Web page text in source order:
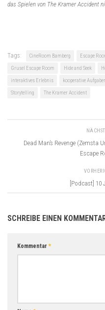
das Spielen von The Kramer Accident
Tags: CineRoom Bamberg Escape
Grusel Escape Room
Hide and Seek
interaktives Erlebnis
kooperative
Storytelling
The Kramer Accident
Dead Man’s Revenge (Zemsta
Escape
[Podcast] 10
SCHREIBE EINEN
Kommentar*